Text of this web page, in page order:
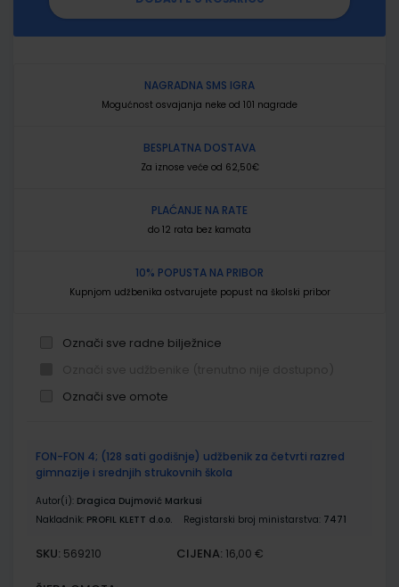
NAGRADNA SMS IGRA
Mogućnost osvajanja neke od 101 nagrade
BESPLATNA DOSTAVA
Za iznose veće od 62,50€
PLAĆANJE NA RATE
do 12 rata bez kamata
10% POPUSTA NA PRIBOR
Kupnjom udžbenika ostvarujete popust na školski pribor
Označi sve radne bilježnice
Označi sve omote
proizvodi
FON-FON 4; (128 sati godišnje) udžbenik za četvrti razred
gimnazije i srednjih strukovnih škola
Autor(i): Dragica Dujmović Markusi
Nakladnik: PROFIL KLETT d.o.o. Registarski broj ministarstva: 7471
SKU: 569210 CIJENA: 16,00 €